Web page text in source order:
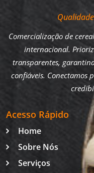
Comercialização de
internacional.
transparentes,
confiáveis. Conectamos
Acesso Rápido
Home
Sobre Nós
Serviços